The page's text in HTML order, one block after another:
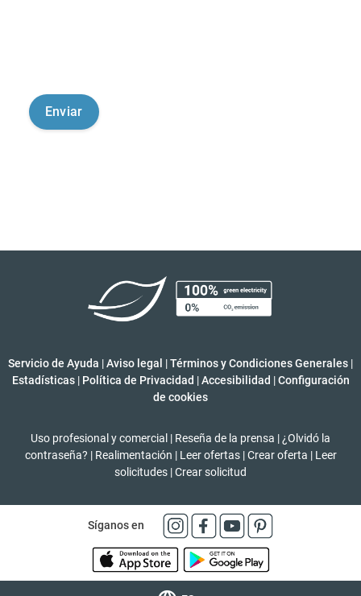
Servicio de Ayuda |Aviso legal |Términos y Condiciones Generales |
Estadísticas | Política de Privacidad | Accesibilidad | Configuración
de cookies
Uso profesional y comercial | Reseña de la prensa | ¿Olvidó la
contraseña? | Realimentación | Leer ofertas | Crear oferta | Leer
solicitudes |Crear solicitud
Síganos en